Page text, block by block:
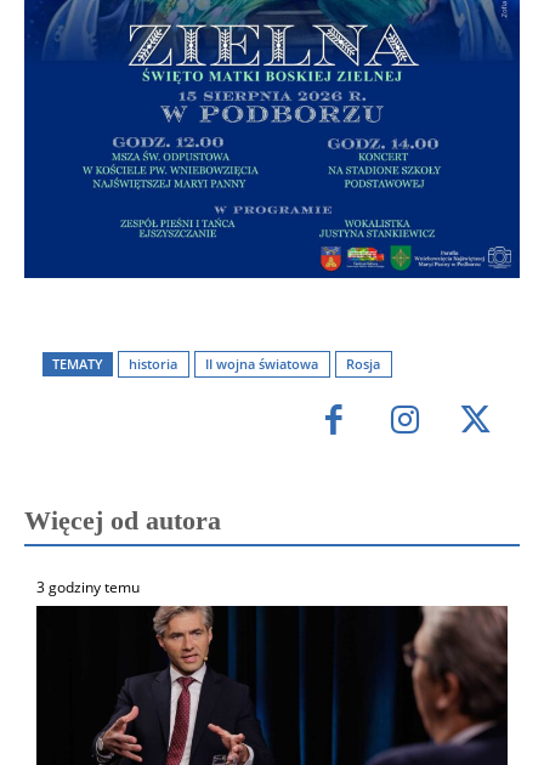
TEMATY historia II wojna światowa Rosja
Więcej od autora
3 godziny temu